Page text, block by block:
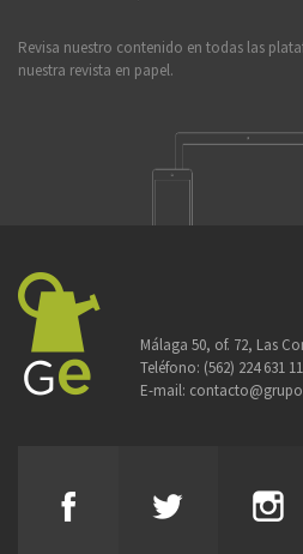
Revisa nuestro contenido en todas las
nuestra revista en papel.
Málaga 50, of. 72, Las
Teléfono: (562) 224 631 11
E-mail: